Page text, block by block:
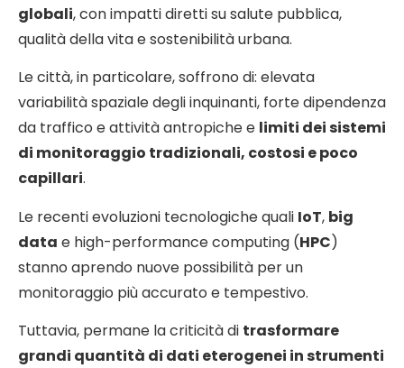
globali, con impatti diretti su salute pubblica,
qualità della vita e sostenibilità urbana.
Le città, in particolare, soffrono di: elevata
variabilità spaziale degli inquinanti, forte dipendenza
da traffico e attività antropiche e limiti dei sistemi
di monitoraggio tradizionali, costosi e poco
capillari.
Le recenti evoluzioni tecnologiche quali IoT, big
data e high-performance computing (HPC)
stanno aprendo nuove possibilità per un
monitoraggio più accurato e tempestivo.
Tuttavia, permane la criticità di trasformare
grandi quantità di dati eterogenei in strumenti